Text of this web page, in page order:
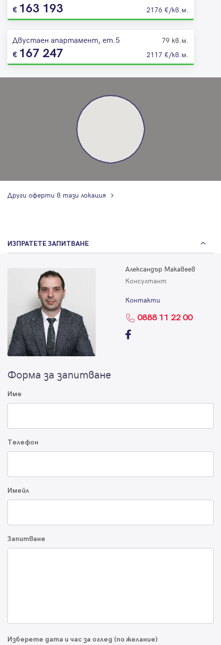
163 193 2176 €/кв.м.
Двустаен апартамент, ет.5 79 кв.м.
167 247 2117 €/кв.м.
Други оферти в тази локация
ИЗПРАТЕТЕ ЗАПИТВАНЕ
Александър Макавеев
Консултант
Контакти
0888 11 22 00
Форма за запитване
Име
Телефон
Имейл
Запитване
Изберете дата и час за оглед (по желание)